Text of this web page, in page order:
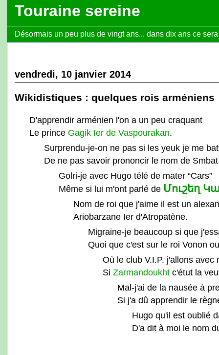
Touraine sereine
Désormais un peu plus de vingt ans... dans dix ans ce
vendredi, 10 janvier 2014
Wikidistiques : quelques rois arméniens
D'apprendir arménien l'on a un peu craquant
Le prince Gagik Ier de Vaspourakan.
Surprendu-je-on ne pas si les yeuk je me
De ne pas savoir prononcir le nom de
Golri-je avec Hugo télé de mater “Cars”
Même si lui m'ont parlé de Մուշեղ
Nom de roi que j'aime il est un
Ariobarzane Ier d'Atropatène.
Migraine-je beaucoup si que
Quoi que c'est sur le roi Vonon
Où le club V.I.P. j'allons
Si Zarmandoukhtc'étut la
Mal-j'ai de la nausée à
Si j'a dû apprendir le
Hugo qu'il est oublié
D'a dit à moi le nom